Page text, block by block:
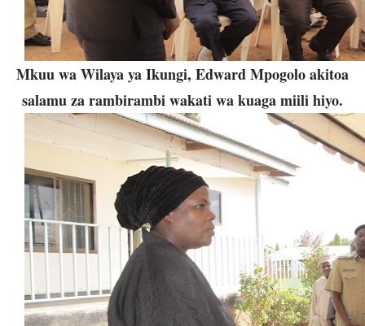
Mkuu wa Wilaya ya Ikungi, Edward Mpogolo akitoa
salamu za rambirambi wakati wa kuaga miili hiyo.